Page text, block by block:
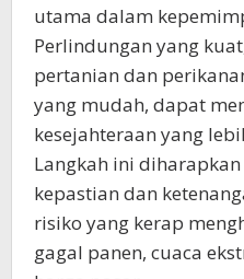
utama dalam
Perlindungan yang
pertanian dan
yang mudah, dapat
kesejahteraan yang
Langkah ini
kepastian dan
risiko yang kerap
gagal panen, cuaca